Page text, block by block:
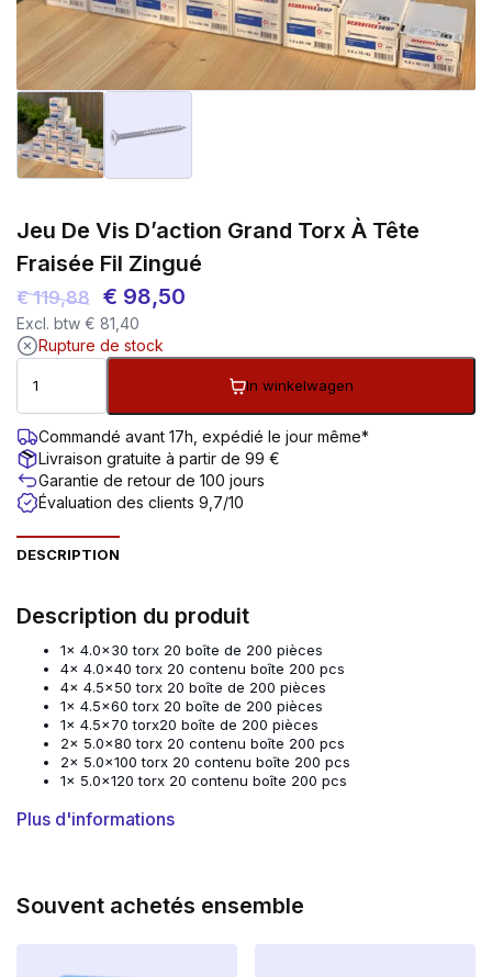
Jeu De Vis D’action Grand Torx À Tête
Fraisée Fil Zingué
€119,88
Le
prix
initial
€ 119,88.
€ 98,50
actuel
€ 98,50.
Excl. btw € 81,40
Rupture de stock
In winkelwagen
Commandé avant 17h, expédié le jour même*
Livraison gratuite à partir de 99 €
Garantie de retour de 100 jours
Évaluation des clients 9,7/10
DESCRIPTION
Description du produit
1x 4.0×30 torx 20 boîte de 200 pièces
4x 4.0×40 torx 20 contenu boîte 200 pcs
4x 4.5×50 torx 20 boîte de 200 pièces
1x 4.5×60 torx 20 boîte de 200 pièces
1x 4.5×70 torx20 boîte de 200 pièces
2x 5.0×80 torx 20 contenu boîte 200 pcs
2x 5.0×100 torx 20 contenu boîte 200 pcs
1x 5.0×120 torx 20 contenu boîte 200 pcs
Vis à aggloméré
double tête plate, ce qui en fait l’une des plus robustes
Ces vis à aggloméré sont disponibles en version
Plus d'informations
Souvent achetés ensemble